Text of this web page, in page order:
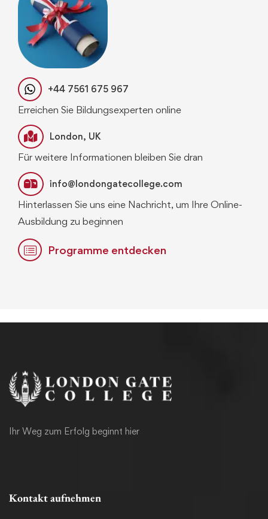
+44 7561 675 967
Erreichen Sie Bildungsexperten online
London, UK
Für weitere Informationen bleiben Sie dran
info@londongatecollege.com
Hinterlassen Sie uns eine Nachricht, um Ihre Online-
Ausbildung zu beginnen
Programme entdecken
Ihr Weg zum Erfolg beginnt hier
Kontakt aufnehmen